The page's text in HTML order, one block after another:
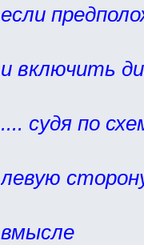
если
и включить
.... судя по
левую
вмысле